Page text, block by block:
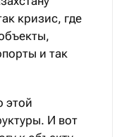
кризис, где
и так
этой
И вот